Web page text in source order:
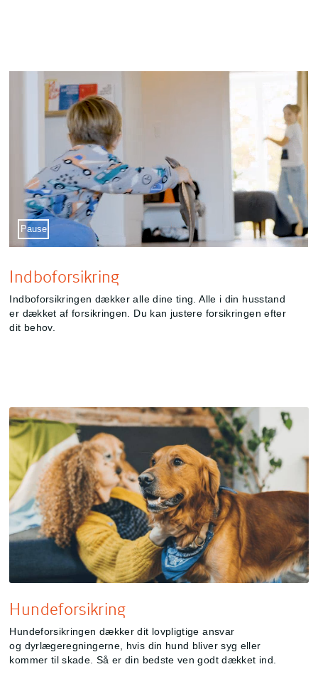
Pause
Sæt video på pause
Indboforsikring
Indboforsikringen dækker alle dine ting. Alle i din husstand
er dækket af forsikringen. Du kan justere forsikringen efter
dit behov.
Hundeforsikring
Hundeforsikringen dækker dit lovpligtige ansvar
og dyrlægeregningerne, hvis din hund bliver syg eller
kommer til skade. Så er din bedste ven godt dækket ind.